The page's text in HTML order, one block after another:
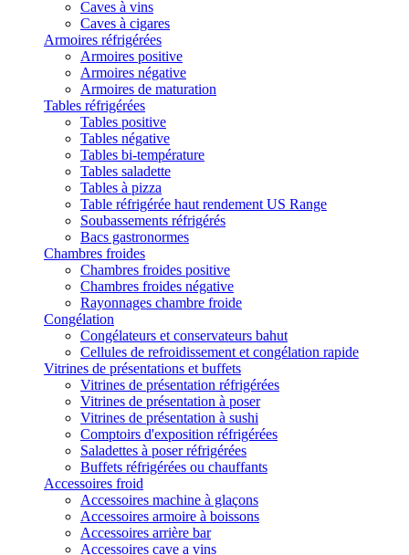
Caves à vins
Caves à cigares
Armoires réfrigérées
Armoires positive
Armoires négative
Armoires de maturation
Tables réfrigérées
Tables positive
Tables négative
Tables bi-température
Tables saladette
Tables à pizza
Table réfrigérée haut rendement US Range
Soubassements réfrigérés
Bacs gastronormes
Chambres froides
Chambres froides positive
Chambres froides négative
Rayonnages chambre froide
Congélation
Congélateurs et conservateurs bahut
Cellules de refroidissement et congélation rapide
Vitrines de présentations et buffets
Vitrines de présentation réfrigérées
Vitrines de présentation à poser
Vitrines de présentation à sushi
Comptoirs d'exposition réfrigérées
Saladettes à poser réfrigérées
Buffets réfrigérées ou chauffants
Accessoires froid
Accessoires machine à glaçons
Accessoires armoire à boissons
Accessoires arrière bar
Accessoires cave a vins